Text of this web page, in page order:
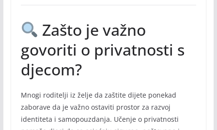
Zašto je važno
govoriti o privatnosti s
djecom?
Mnogi roditelji iz želje da zaštite dijete ponekad
zaborave da je važno ostaviti prostor za razvoj
identiteta i samopouzdanja. Učenje o privatnosti